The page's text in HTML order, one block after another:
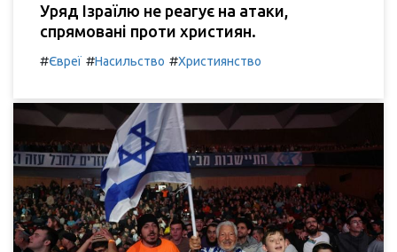
Уряд Ізраїлю не реагує на атаки,
спрямовані проти християн.
#Євреї #Насильство #Християнство